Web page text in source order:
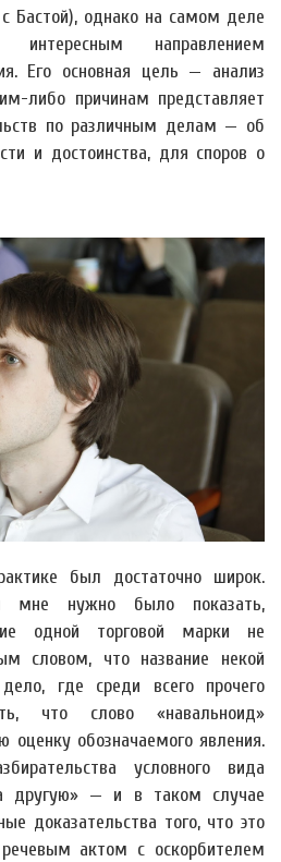
Бастой), однако на самом деле
интересным направлением
Его основная цель — анализ
либо причинам представляет
по различным делам — об
и достоинства, для споров о
был достаточно широк.
мне нужно было показать,
одной торговой марки не
словом, что название некой
где среди всего прочего
что слово «навальноид»
оценку обозначаемого явления.
условного вида
другую» — и в таком случае
доказательства того, что это
актом с оскорбителем